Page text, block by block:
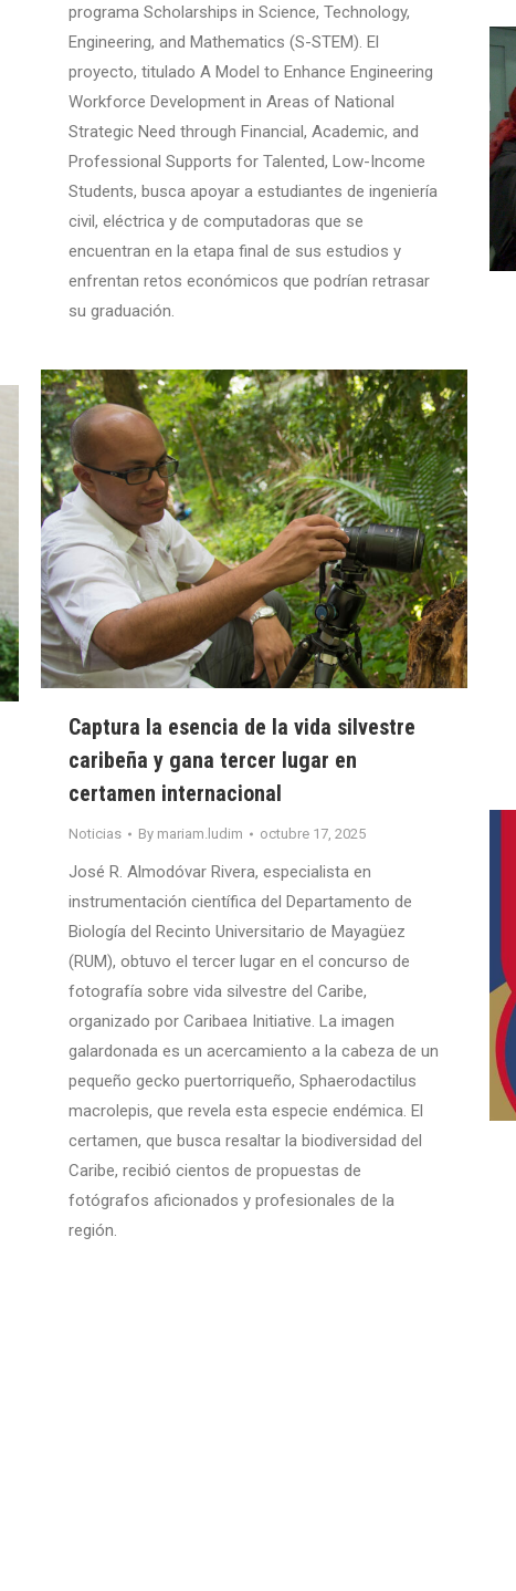
programa Scholarships in Science, Technology,
Engineering, and Mathematics (S-STEM). El
proyecto, titulado A Model to Enhance Engineering
Workforce Development in Areas of National
Strategic Need through Financial, Academic, and
Professional Supports for Talented, Low-Income
Students, busca apoyar a estudiantes de ingeniería
civil, eléctrica y de computadoras que se
encuentran en la etapa final de sus estudios y
enfrentan retos económicos que podrían retrasar
su graduación.
Captura la esencia de la vida silvestre
caribeña y gana tercer lugar en
certamen internacional
Noticias By mariam.ludim octubre 17, 2025
José R. Almodóvar Rivera, especialista en
instrumentación científica del Departamento de
Biología del Recinto Universitario de Mayagüez
(RUM), obtuvo el tercer lugar en el concurso de
fotografía sobre vida silvestre del Caribe,
organizado por Caribaea Initiative. La imagen
galardonada es un acercamiento a la cabeza de un
pequeño gecko puertorriqueño, Sphaerodactilus
macrolepis, que revela esta especie endémica. El
certamen, que busca resaltar la biodiversidad del
Caribe, recibió cientos de propuestas de
fotógrafos aficionados y profesionales de la
región.